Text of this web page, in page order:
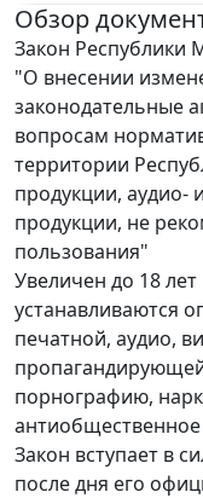
Обзор
Закон Республики
"О внесении
законодательные
вопросам
территории
продукции, аудио-
продукции, не
пользования"
Увеличен до 18
устанавливаются
печатной, аудио,
порнографию,
Закон вступает в
после дня его